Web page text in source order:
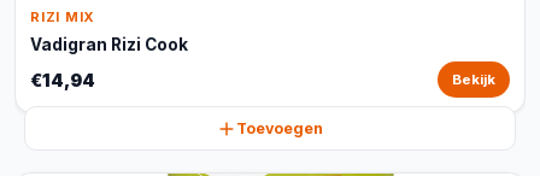
RIZI MIX
Vadigran Rizi Cook
€14,94 Bekijk
Toevoegen